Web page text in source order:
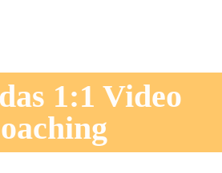
1:1 Video